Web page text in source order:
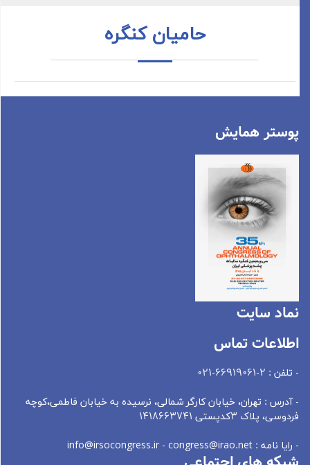
حامیان کنگره
پوستر همایش
نماد سايت
اطلاعات تماس
- تلفن : 2-66919061-021
- آدرس : تهران، خيابان کارگر شمالی، نرسيده به خيابان فاطمی،کوچه
فردوسی، پلاک 3کدپستی 1418663741
- رایا نامه : info@irsocongress.ir - congress@irao.net